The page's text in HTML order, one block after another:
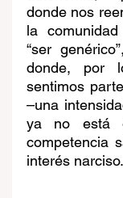
donde nos
la
“ser
donde, por
sentimos
–una
ya no está
competencia
interés narciso.